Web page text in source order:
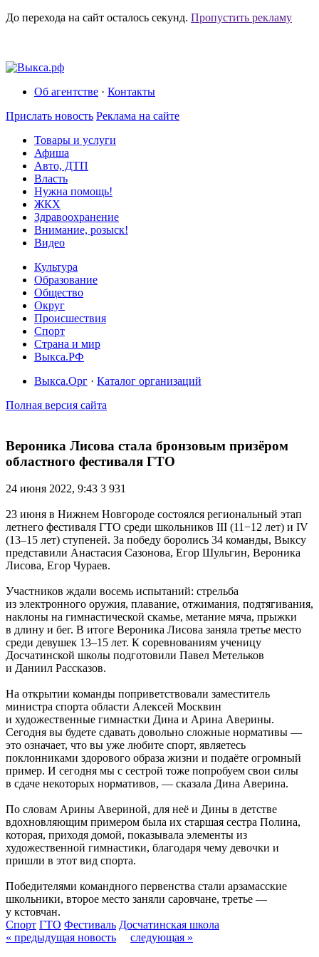
До перехода на сайт осталось секунд. Пропустить рекламу
Об агентстве · Контакты
Прислать новость Реклама на сайте
Товары и услуги
Афиша
Авто, ДТП
Власть
Нужна помощь!
ЖКХ
Здравоохранение
Внимание, розыск!
Видео
Культура
Образование
Общество
Округ
Происшествия
Спорт
Страна и мир
Выкса.РФ
Выкса.Орг · Каталог организаций
Полная версия сайта
Вероника Лисова стала бронзовым призёром
областного фестиваля ГТО
24 июня 2022, 9:43 3 931
23 июня в Нижнем Новгороде состоялся региональный этап
летнего фестиваля ГТО среди школьников III (11−12 лет) и IV
(13–15 лет) ступеней. За победу боролись 34 команды, Выксу
представили Анастасия Сазонова, Егор Шульгин, Вероника
Лисова, Егор Чураев.
Участников ждали восемь испытаний: стрельба
из электронного оружия, плавание, отжимания, подтягивания,
наклоны на гимнастической скамье, метание мяча, прыжки
в длину и бег. В итоге Вероника Лисова заняла третье место
среди девушек 13–15 лет. К соревнованиям ученицу
Досчатинской школы подготовили Павел Метельков
и Даниил Рассказов.
На открытии команды поприветствовали заместитель
министра спорта области Алексей Москвин
и художественные гимнастки Дина и Арина Аверины.
Сегодня вы будете сдавать довольно сложные нормативы —
это означает, что вы уже любите спорт, являетесь
поклонниками здорового образа жизни и подаёте огромный
пример. И сегодня мы с сестрой тоже попробуем свои силы
в сдаче некоторых нормативов, — сказала Дина Аверина.
По словам Арины Авериной, для неё и Дины в детстве
вдохновляющим примером была их старшая сестра Полина,
которая, приходя домой, показывала элементы из
художественной гимнастики, благодаря чему девочки и
пришли в этот вид спорта.
Победителями командного первенства стали арзамасские
школьники, второе место заняли саровчане, третье —
у кстовчан.
Спорт ГТО Фестиваль Досчатинская школа
« предыдущая новость
следующая »